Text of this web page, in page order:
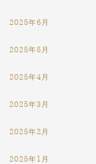
2025年6月
2025年5月
2025年4月
2025年3月
2025年2月
2025年1月